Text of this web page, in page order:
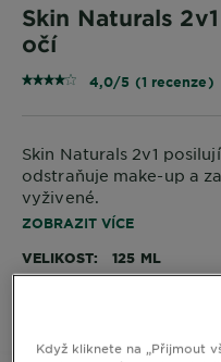
Skin Naturals
očí
4,0/5 (1 recenze)
Skin Naturals 2v1
odstraňuje make-up a
vyživené.
ZOBRAZIT VÍCE
VELIKOST 125 ML
Když kliknete na „Přijmout